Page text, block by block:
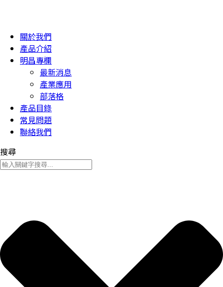
關於我們
產品介紹
明昌專欄
最新消息
產業應用
部落格
產品目錄
常見問題
聯絡我們
搜尋